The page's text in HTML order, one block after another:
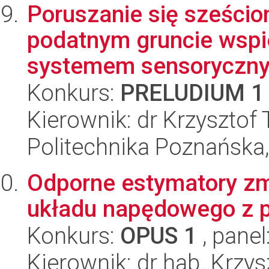
Poruszanie się
podatnym gruncie
systemem
Konkurs: PRELUDIUM 1
Kierownik: dr Krzysztof
Politechnika
Odporne estymatory
układu napędowego z
Konkurs: OPUS 1 ,
Kierownik: dr hab.